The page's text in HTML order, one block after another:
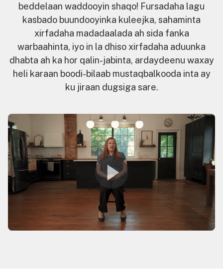
beddelaan waddooyin shaqo! Fursadaha lagu
kasbado buundooyinka kuleejka, sahaminta
xirfadaha madadaalada ah sida fanka
warbaahinta, iyo in la dhiso xirfadaha aduunka
dhabta ah ka hor qalin-jabinta, ardaydeenu waxay
heli karaan boodi-bilaab mustaqbalkooda inta ay
ku jiraan dugsiga sare.